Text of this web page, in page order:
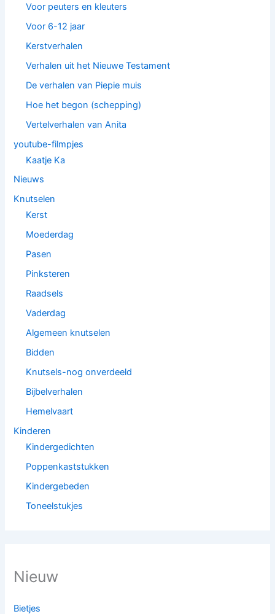
Voor peuters en kleuters
Voor 6-12 jaar
Kerstverhalen
Verhalen uit het Nieuwe Testament
De verhalen van Piepie muis
Hoe het begon (schepping)
Vertelverhalen van Anita
youtube-filmpjes
Kaatje Ka
Nieuws
Knutselen
Kerst
Moederdag
Pasen
Pinksteren
Raadsels
Vaderdag
Algemeen knutselen
Bidden
Knutsels-nog onverdeeld
Bijbelverhalen
Hemelvaart
Kinderen
Kindergedichten
Poppenkaststukken
Kindergebeden
Toneelstukjes
Nieuw
Bietjes